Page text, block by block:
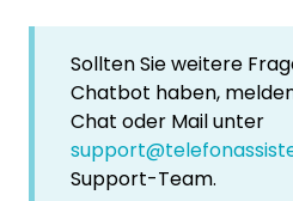
Sollten Sie weitere
Chatbot haben,
Chat oder Mail unter
Support-Team.